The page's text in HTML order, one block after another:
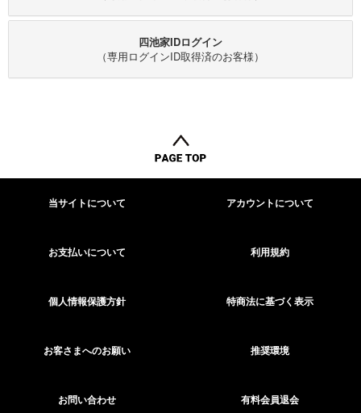
四池家IDログイン
（専用ログインID取得済のお客様）
当サイトについて アカウントについて
お支払いについて 利用規約
個人情報保護方針 特商法に基づく表示
お客さまへのお願い 推奨環境
お問い合わせ 有料会員退会